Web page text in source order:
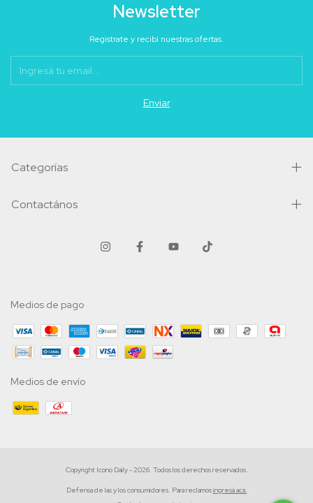
Newsletter
Registrate y recibí nuestras ofertas.
Categorías
Contactános
Medios de pago
Medios de envío
Copyright Icono Daily - 2026. Todos los derechos reservados.
Defensa de las y los consumidores. Para reclamosingresá acá.